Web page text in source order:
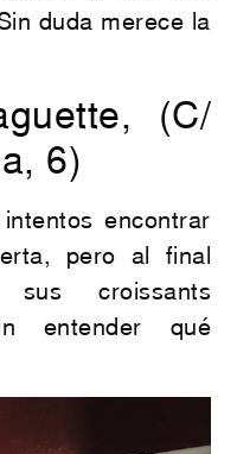
duda merece la
, (C/
6)
encontrar
pero al final
sus croissants
entender qué